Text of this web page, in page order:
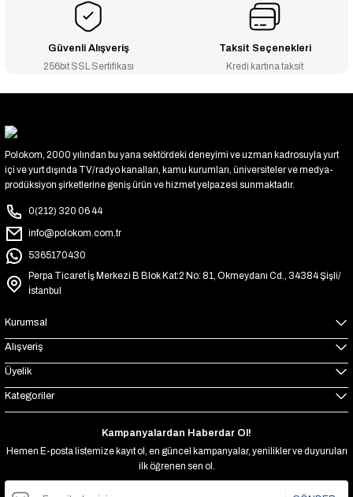
Güvenli Alışveriş
256bit SSL Sertifikası
Taksit Seçenekleri
Kredi kartına taksit
Polokom, 2000 yılından bu yana sektördeki deneyimi ve uzman kadrosuyla yurt
içi ve yurt dışında TV/radyo kanalları, kamu kurumları, üniversiteler ve medya-
prodüksiyon şirketlerine geniş ürün ve hizmet yelpazesi sunmaktadır.
0(212) 320 06 44
info@polokom.com.tr
5365170430
Perpa Ticaret İş Merkezi B Blok Kat:2 No: 81, Okmeydanı Cd., 34384 Şişli/
İstanbul
Kurumsal
Alışveriş
Üyelik
Kategoriler
Kampanyalardan Haberdar Ol!
Hemen E-posta listemize kayıt ol, en güncel kampanyalar, yenilikler ve duyuruları
ilk öğrenen sen ol.